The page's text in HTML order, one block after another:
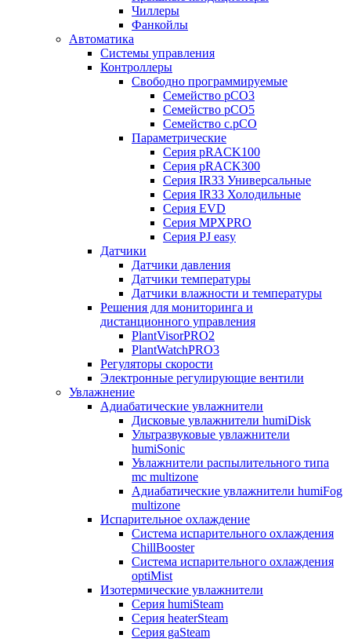
Чиллеры
Фанкойлы
Автоматика
Системы управления
Контроллеры
Свободно программируемые
Семейство pCO3
Семейство pCO5
Семейство c.pCO
Параметрические
Серия pRACK100
Серия pRACK300
Серия IR33 Универсальные
Серия IR33 Холодильные
Серия EVD
Серия MPXPRO
Серия PJ easy
Датчики
Датчики давления
Датчики температуры
Датчики влажности и температуры
Решения для мониторинга и
дистанционного управления
PlantVisorPRO2
PlantWatchPRO3
Регуляторы скорости
Электронные регулирующие вентили
Увлажнение
Адиабатические увлажнители
Дисковые увлажнители humiDisk
Ультразвуковые увлажнители
humiSonic
Увлажнители распылительного типа
mc multizone
Адиабатические увлажнители humiFog
multizone
Испарительное охлаждение
Система испарительного охлаждения
ChillBooster
Система испарительного охлаждения
optiMist
Изотермические увлажнители
Серия humiSteam
Серия heaterSteam
Серия gaSteam